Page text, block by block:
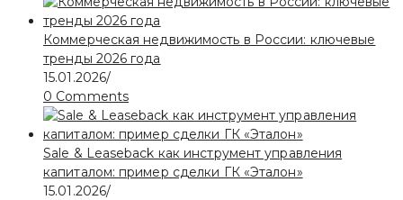
Коммерческая недвижимость в России: ключевые
тренды 2026 года
15.01.2026/
0 Comments
Sale & Leaseback как инструмент управления
капиталом: пример сделки ГК «Эталон»
15.01.2026/